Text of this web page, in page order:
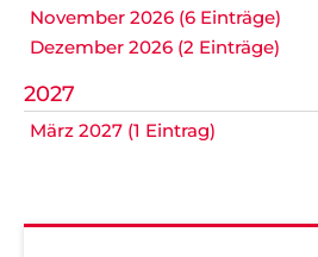
November 2026 (6 Einträge)
Dezember 2026 (2 Einträge)
2027
März 2027 (1 Eintrag)